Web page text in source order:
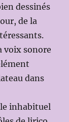
dessinés
de la
voix sonore
dans
inhabituel